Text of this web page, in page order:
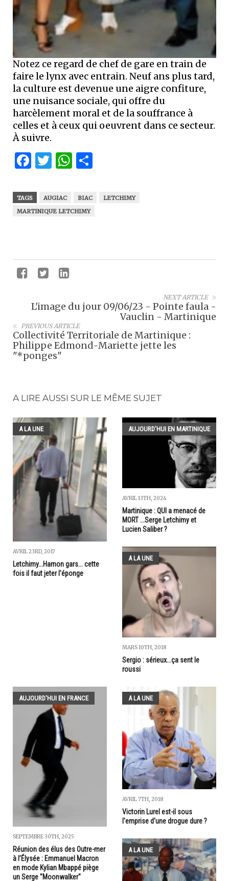
Notez ce regard de chef de gare en train de
faire le lynx avec entrain. Neuf ans plus tard,
la culture est devenue une aigre confiture,
une nuisance sociale, qui offre du
harcèlement moral et de la souffrance à
celles et à ceux qui oeuvrent dans ce secteur.
À suivre.
Facebook
Twitter
WhatsApp
TAGS AUGIAC BIAC
LETCHIMY
MARTINIQUE LETCHIMY
NEXT ARTICLE
L'image du jour 09/06/23 - Pointe faula -
Vauclin - Martinique
PREVIOUS ARTICLE
Collectivité Territoriale de Martinique :
Philippe Edmond-Mariette jette les
"*ponges"
A LIRE AUSSI SUR LE MÊME SUJET
A LA UNE
AVRIL 23RD, 2017
Letchimy...Hamon gars... cette
fois il faut jeter l'éponge
AUJOURD'HUI EN MARTINIQUE
AVRIL 13TH, 2024
Martinique : QUI a menacé de
MORT ...Serge Letchimy et
Lucien Saliber ?
A LA UNE
MARS 10TH, 2018
Sergio : sérieux...ça sent le
roussi
AUJOURD'HUI EN FRANCE
SEPTEMBRE 30TH, 2025
Réunion des élus des Outre-mer
à l’Élysée : Emmanuel Macron
en mode Kylian Mbappé piège
un Serge "Moonwalker"
A LA UNE
AVRIL 7TH, 2018
Victorin Lurel est-il sous
l'emprise d'une drogue dure ?
A LA UNE